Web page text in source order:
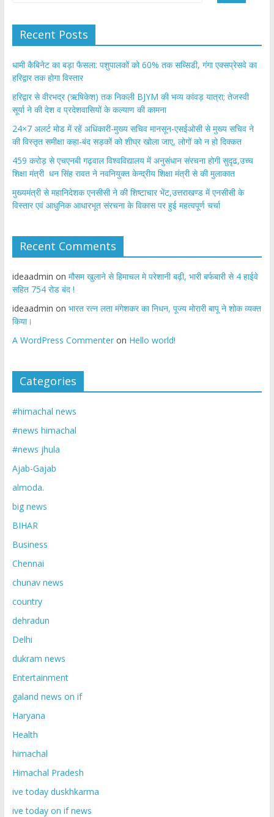
Recent Posts
​धामी कैबिनेट का बड़ा फैसला: पशुपालकों को 60% तक सब्सिडी, गंगा एक्सप्रेसवे का
हरिद्वार तक होगा विस्तार
​हरिद्वार से वीरभद्र (ऋषिकेश) तक निकली BJYM की भव्य कांवड़ यात्रा; तेजस्वी
सूर्या ने की देश व प्रदेशवासियों के कल्याण की कामना
24×7 अलर्ट मोड में रहें अधिकारी-मुख्य सचिव मानसून-एसईओसी से मुख्य सचिव ने
की विस्तृत समीक्षा कहा-बंद सड़कों को शीघ्र खोला जाए, लोगों को न हो दिक्कत
459 करोड़ से एचएनबी गढ़वाल विश्वविद्यालय में अनुसंधान संरचना होगी सुदृढ,उच्च
शिक्षा मंत्री धन सिंह रावत ने नवनियुक्त केन्द्रीय शिक्षा मंत्री से की मुलाकात
मुख्यमंत्री से महानिदेशक एनसीसी ने की शिष्टाचार भेंट,उत्तराखण्ड में एनसीसी के
विस्तार एवं आधुनिक आधारभूत संरचना के विकास पर हुई महत्वपूर्ण चर्चा
Recent Comments
ideaadmin on मौसम खुलाने से हिमाचल मे परेशानी बढ़ी, भारी बर्फबारी से 4 हाईवे
सहित 754 रोड बंद !
ideaadmin on भारत रत्न लता मंगेशकर का निधन, पूज्य मोरारी बापू ने शोक व्यक्त
किया।
A WordPress Commenteron Hello world!
Categories
#himachal news
#news himachal
#news jhula
Ajab-Gajab
almoda.
big news
BIHAR
Business
Chennai
chunav news
country
dehradun
Delhi
dukram news
Entertainment
galand news on if
Haryana
Health
himachal
Himachal Pradesh
ive today duskhkarma
ive today on if news